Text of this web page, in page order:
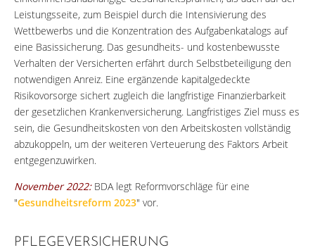
Leistungsseite, zum Beispiel durch die Intensivierung des
Wettbewerbs und die Konzentration des Aufgabenkatalogs auf
eine Basissicherung. Das gesundheits- und kostenbewusste
Verhalten der Versicherten erfährt durch Selbstbeteiligung den
notwendigen Anreiz. Eine ergänzende kapitalgedeckte
Risikovorsorge sichert zugleich die langfristige Finanzierbarkeit
der gesetzlichen Krankenversicherung. Langfristiges Ziel muss es
sein, die Gesundheitskosten von den Arbeitskosten vollständig
abzukoppeln, um der weiteren Verteuerung des Faktors Arbeit
entgegenzuwirken.
November 2022:BDA legt Reformvorschläge für eine
"Gesundheitsreform 2023" vor.
PFLEGEVERSICHERUNG